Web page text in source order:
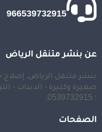
966539732915
عن بنشر متنقل الرياض
بنشر متنقل الرياض, إصلاح
صغيرة وكبيرة - الدينات -
: 0539732915.
الصفحات